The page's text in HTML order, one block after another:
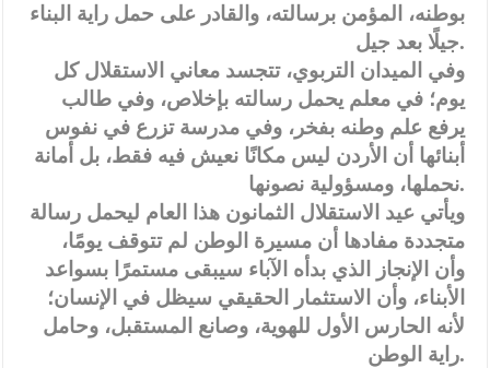
بوطنه، المؤمن برسالته، والقادر على حمل راية البناء
جيلًا بعد جيل.
وفي الميدان التربوي، تتجسد معاني الاستقلال كل
يوم؛ في معلم يحمل رسالته بإخلاص، وفي طالب
يرفع علم وطنه بفخر، وفي مدرسة تزرع في نفوس
أبنائها أن الأردن ليس مكانًا نعيش فيه فقط، بل أمانة
نحملها، ومسؤولية نصونها.
ويأتي عيد الاستقلال الثمانون هذا العام ليحمل رسالة
متجددة مفادها أن مسيرة الوطن لم تتوقف يومًا،
وأن الإنجاز الذي بدأه الآباء سيبقى مستمرًا بسواعد
الأبناء، وأن الاستثمار الحقيقي سيظل في الإنسان؛
لأنه الحارس الأول للهوية، وصانع المستقبل، وحامل
راية الوطن.